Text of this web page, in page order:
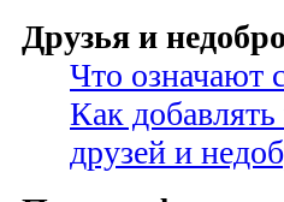
Друзья и
Что означают
Как добавлять
друзей и